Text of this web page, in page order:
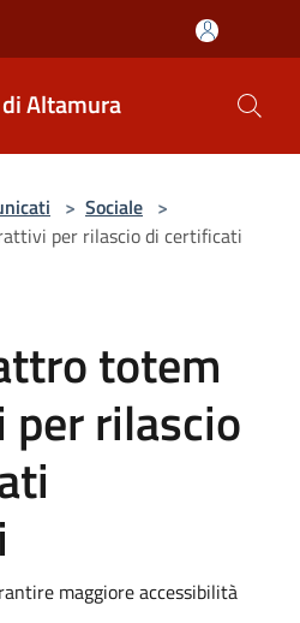
Altamura
> Sociale >
per rilascio di certificati
totem
rilascio
maggiore accessibilità